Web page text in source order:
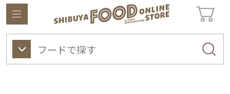
東急百貨店オンラインストアについて
ワイン ビューティー ギフト&ライフスタイル